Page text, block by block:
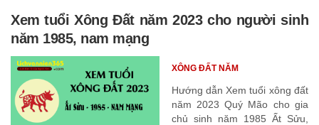
Xem tuổi Xông Đất năm 2023 cho người sinh
năm 1985, nam mạng
Hướng dẫn Xem tuổi xông đất
năm 2023 Quý Mão cho gia
chủ sinh năm 1985 Ất Sửu,
XÔNG ĐẤT NĂM